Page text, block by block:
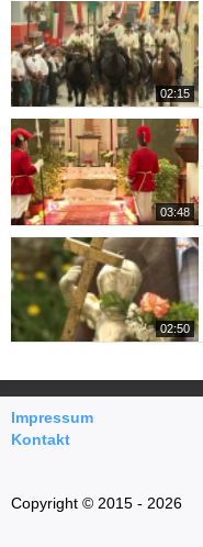
02:15
03:48
02:50
Impressum
Kontakt
Copyright © 2015 - 2026